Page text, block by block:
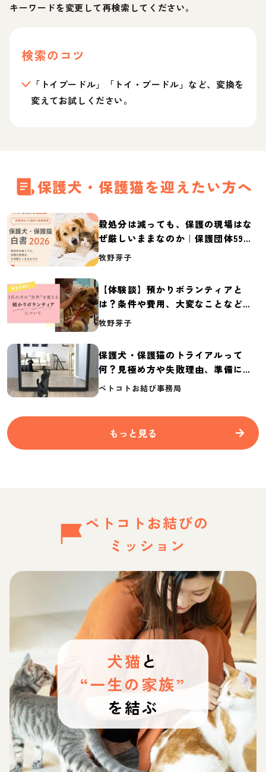
キーワードを変更して再検索してください。
検索のコツ
「トイプードル」「トイ・プードル」など、変換を
変えてお試しください。
保護犬・保護猫を迎えたい方へ
殺処分は減っても、保護の現場はな
ぜ厳しいままなのか｜保護団体59団
体の実態調査【保護犬・保護猫白書
牧野芽子
【体験談】預かりボランティアと
は？条件や費用、大変なことなど紹
介
牧野芽子
保護犬・保護猫のトライアルって
何？見極め方や失敗理由、準備に必
要なものを紹介
ペトコトお結び事務局
もっと見る
ペトコトお結びの
ミッション
犬猫 と
“一生の家族”
を結ぶ